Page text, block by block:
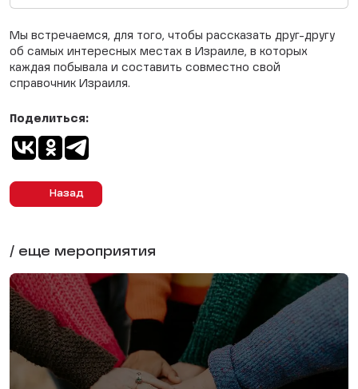
Мы встречаемся, для того, чтобы рассказать друг-другу
об самых интересных местах в Израиле, в которых
каждая побывала и составить совместно свой
справочник Израиля.
Назад
Поделиться:
/ еще мероприятия